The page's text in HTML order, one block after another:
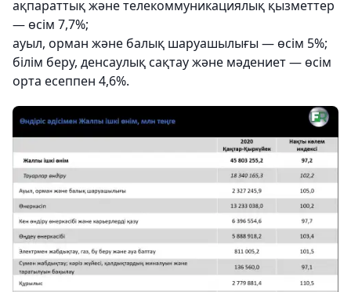
ақпараттық және телекоммуникациялық қызметтер
— өсім 7,7%;
ауыл, орман және балық шаруашылығы — өсім 5%;
білім беру, денсаулық сақтау және мәдениет — өсім
орта есеппен 4,6%.